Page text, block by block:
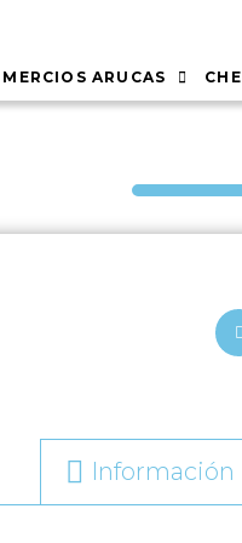
ARUCAS
Información